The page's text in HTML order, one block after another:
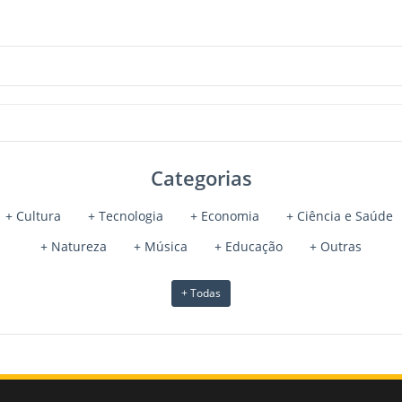
Categorias
+ Cultura + Tecnologia + Economia
+ Ciência e Saúde
+ Natureza
+ Música + Educação + Outras
+ Todas